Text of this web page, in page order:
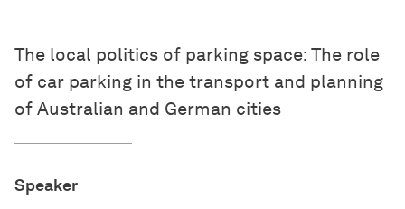
The local politics of parking space: The role
of car parking in the transport and planning
of Australian and German cities
Speaker